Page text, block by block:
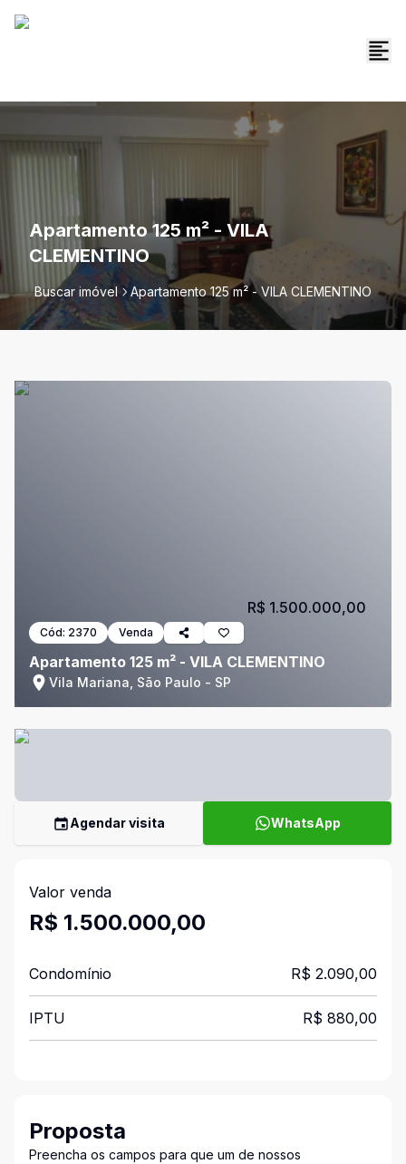
Apartamento 125 m² - VILA
CLEMENTINO
Buscar imóvel Apartamento 125 m² - VILA CLEMENTINO
Cód: 2370 Venda
Apartamento 125 m² - VILA CLEMENTINO
Vila Mariana, São Paulo - SP
R$ 1.500.000,00
Agendar visita WhatsApp
Valor venda
R$ 1.500.000,00
Condomínio R$ 2.090,00
IPTU R$ 880,00
Proposta
Preencha os campos para que um de nossos